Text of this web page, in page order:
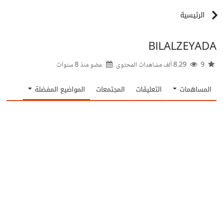
الرئيسية
BILALZEYADA
عضو منذ8 سنوات
المساهمات التعليقات المجتمعات المواضيع المفضلة